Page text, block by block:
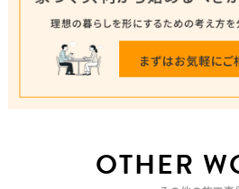
OTHER